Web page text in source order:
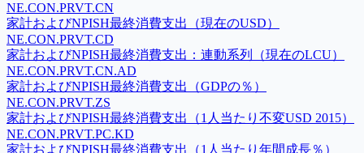
NE.CON.PRVT.CN
家計およびNPISH最終消費支出（現在のUSD）
NE.CON.PRVT.CD
家計およびNPISH最終消費支出：連動系列（現在のLCU）
NE.CON.PRVT.CN.AD
家計およびNPISH最終消費支出（GDPの％）
NE.CON.PRVT.ZS
家計およびNPISH最終消費支出（1人当たり不変USD 2015）
NE.CON.PRVT.PC.KD
家計およびNPISH最終消費支出（1人当たり年間成長％）